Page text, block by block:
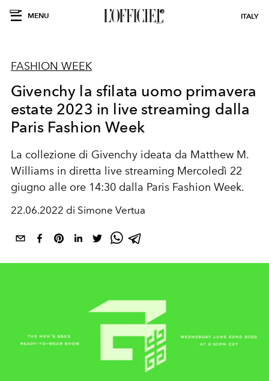
MENU ITALY
FASHION WEEK
Givenchy la sfilata uomo primavera
estate 2023 in live streaming dalla
Paris Fashion Week
La collezione di Givenchy ideata da Matthew M.
Williams in diretta live streaming Mercoledì 22
giugno alle ore 14:30 dalla Paris Fashion Week.
22.06.2022 di Simone Vertua